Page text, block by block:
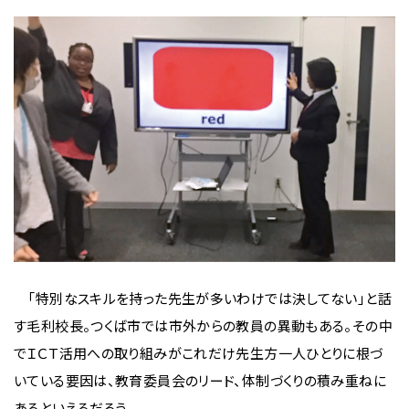
「特別なスキルを持った先生が多いわけでは決してない」と話
す毛利校長。つくば市では市外からの教員の異動もある。その中
でＩＣＴ活用への取り組みがこれだけ先生方一人ひとりに根づ
いている要因は、教育委員会のリード、体制づくりの積み重ねに